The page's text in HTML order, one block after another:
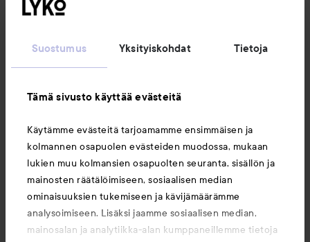
Suostumus Yksityiskohdat Tietoja
Tämä sivusto käyttää evästeitä
Käytämme evästeitä tarjoamamme ensimmäisen ja
kolmannen osapuolen evästeiden muodossa, mukaan
lukien muu kolmansien osapuolten seuranta, sisällön ja
mainosten räätälöimiseen, sosiaalisen median
ominaisuuksien tukemiseen ja kävijämäärämme
analysoimiseen. Lisäksi jaamme sosiaalisen median,
mainosalan ja analytiikka-alan kumppaneillemme tietoja
Seuraa meitä
Saattaisit myös tykätä